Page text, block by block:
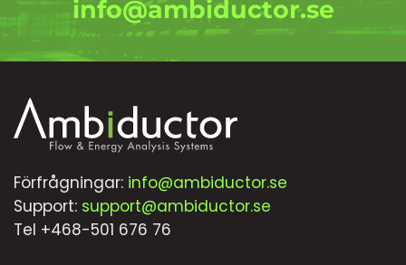
info@ambiductor.se
Förfrågningar: info@ambiductor.se
Support: support@ambiductor.se
Tel +468-501 676 76